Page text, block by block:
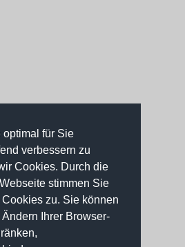
optimal für Sie
verbessern zu
Cookies. Durch die
stimmen Sie
zu. Sie können
Ihrer Browser-